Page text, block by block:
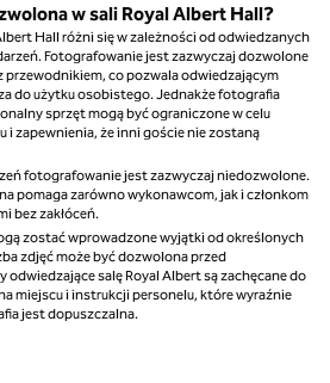
w sali Royal Albert Hall?
Hall różni się w zależności od odwiedzanych
Fotografowanie jest zazwyczaj dozwolone
przewodnikiem, co pozwala odwiedzającym
do użytku osobistego. Jednakże fotografia
sprzęt mogą być ograniczone w celu
i zapewnienia, że inni goście nie zostaną
fotografowanie jest zazwyczaj niedozwolone.
pomaga zarówno wykonawcom, jak i członkom
bez zakłóceń.
zostać wprowadzone wyjątki od określonych
zdjęć może być dozwolona przed
salę Royal Albert są zachęcane do
miejscu i instrukcji personelu, które wyraźnie
jest dopuszczalna.